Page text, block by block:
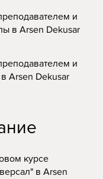
и
в Arsen Dekusar
и
Arsen Dekusar
курсе
в Arsen